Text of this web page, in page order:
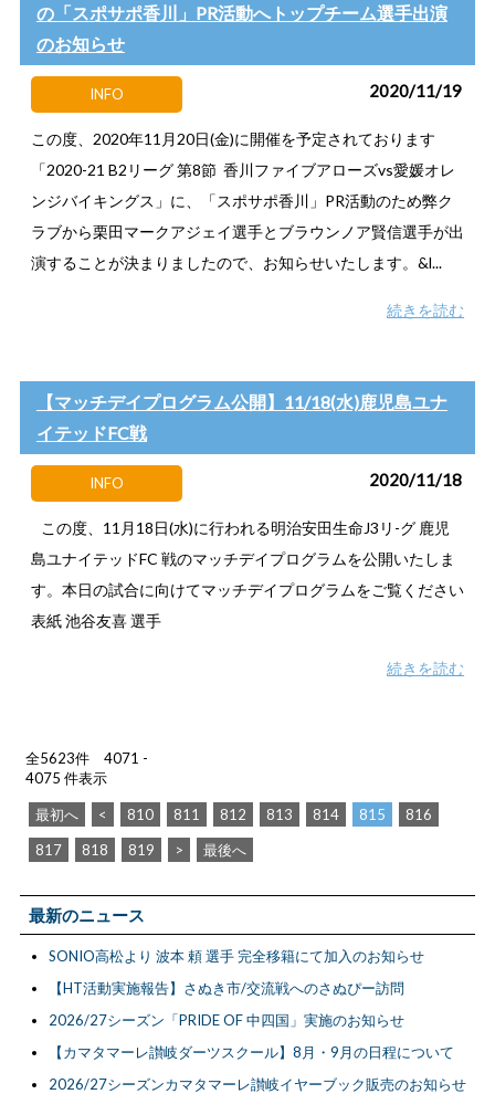
の「スポサポ香川」PR活動へトップチーム選手出演
のお知らせ
INFO 2020/11/19
この度、2020年11月20日(金)に開催を予定されております
「2020-21 B2リーグ 第8節 香川ファイブアローズvs愛媛オレ
ンジバイキングス」に、「スポサポ香川」PR活動のため弊ク
ラブから栗田マークアジェイ選手とブラウンノア賢信選手が出
演することが決まりましたので、お知らせいたします。&l...
続きを読む
【マッチデイプログラム公開】11/18(水)鹿児島ユナ
イテッドFC戦
INFO 2020/11/18
この度、11月18日(水)に行われる明治安田生命J3リ-グ 鹿児
島ユナイテッドFC 戦のマッチデイプログラムを公開いたしま
す。本日の試合に向けてマッチデイプログラムをご覧ください
表紙 池谷友喜 選手
続きを読む
全5623件 4071 -
4075 件表示
最初へ < 810 811 812 813 814 815
816
817
818 819 > 最後へ
最新のニュース
SONIO高松より 波本 頼 選手 完全移籍にて加入のお知らせ
【HT活動実施報告】さぬき市/交流戦へのさぬぴー訪問
2026/27シーズン「PRIDE OF 中四国」実施のお知らせ
【カマタマーレ讃岐ダーツスクール】8月・9月の日程について
2026/27シーズンカマタマーレ讃岐イヤーブック販売のお知らせ